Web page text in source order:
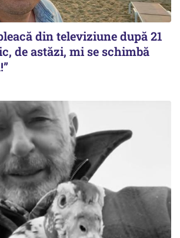
din televiziune după 21
de astăzi, mi se schimbă